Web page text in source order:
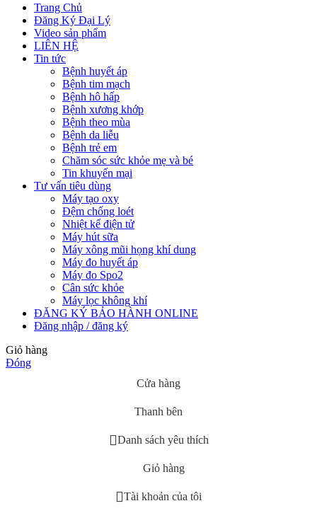
Trang Chủ
Đăng Ký Đại Lý
Video sản phẩm
LIÊN HỆ
Tin tức
Bệnh huyết áp
Bệnh tim mạch
Bệnh hô hấp
Bệnh xương khớp
Bệnh theo mùa
Bệnh da liễu
Bệnh trẻ em
Chăm sóc sức khỏe mẹ và bé
Tin khuyến mại
Tư vấn tiêu dùng
Máy tạo oxy
Đệm chống loét
Nhiệt kế điện tử
Máy hút sữa
Máy xông mũi họng khí dung
Máy đo huyết áp
Máy đo Spo2
Cân sức khỏe
Máy lọc không khí
ĐĂNG KÝ BẢO HÀNH ONLINE
Đăng nhập / đăng ký
Giỏ hàng
Đóng
Cửa hàng
Thanh bên
Danh sách yêu thích
Giỏ hàng
Tài khoản của tôi